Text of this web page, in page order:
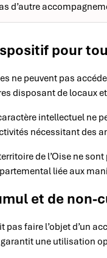
d’autre
pour
ne peuvent pas
disposant de locaux
intellectuel ne
nécessitant
de l’Oise ne
liée aux
et de non-
pas faire l’objet
une utilisation